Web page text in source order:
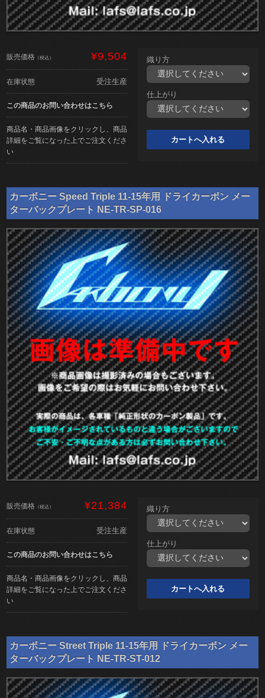
販売価格 （税込） ¥9,504
在庫状態 受注生産
この商品のお問い合わせはこちら
商品名・商品画像をクリックし、商品
詳細をご覧になった上でご注文くださ
い
織り方
仕上がり
カーボニー Speed Triple 11-15年用 ドライカーボン メー
ターバックプレート NE-TR-SP-016
販売価格 （税込） ¥21,384
在庫状態 受注生産
この商品のお問い合わせはこちら
商品名・商品画像をクリックし、商品
詳細をご覧になった上でご注文くださ
い
織り方
仕上がり
カーボニー Street Triple 11-15年用 ドライカーボン メー
ターバックプレート NE-TR-ST-012